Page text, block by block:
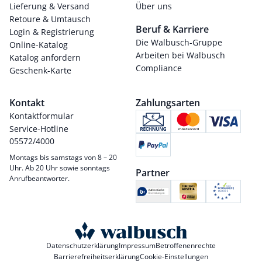
Lieferung & Versand
Retoure & Umtausch
Login & Registrierung
Online-Katalog
Katalog anfordern
Geschenk-Karte
Über uns
Beruf & Karriere
Die Walbusch-Gruppe
Arbeiten bei Walbusch
Compliance
Kontakt
Kontaktformular
Service-Hotline
05572/4000
Montags bis samstags von 8 – 20
Uhr. Ab 20 Uhr sowie sonntags
Anrufbeantworter.
Zahlungsarten
Partner
DatenschutzerklärungImpressumBetroffenenrechte
BarrierefreiheitserklärungCookie-Einstellungen